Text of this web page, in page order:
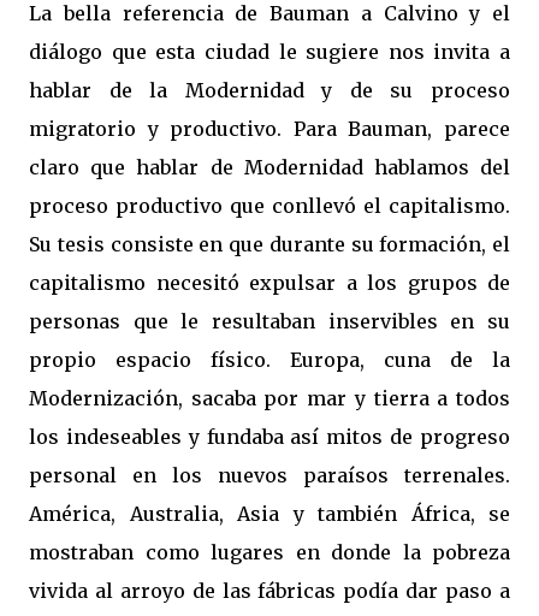
La bella referencia de Bauman a Calvino y el
diálogo que esta ciudad le sugiere nos invita a
hablar de la Modernidad y de su proceso
migratorio y productivo. Para Bauman, parece
claro que hablar de Modernidad hablamos del
proceso productivo que conllevó el capitalismo.
Su tesis consiste en que durante su formación, el
capitalismo necesitó expulsar a los grupos de
personas que le resultaban inservibles en su
propio espacio físico. Europa, cuna de la
Modernización, sacaba por mar y tierra a todos
los indeseables y fundaba así mitos de progreso
personal en los nuevos paraísos terrenales.
América, Australia, Asia y también África, se
mostraban como lugares en donde la pobreza
vivida al arroyo de las fábricas podía dar paso a